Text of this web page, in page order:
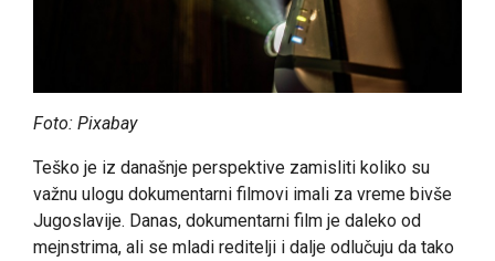
Foto: Pixabay
Teško je iz današnje perspektive zamisliti koliko su
važnu ulogu dokumentarni filmovi imali za vreme bivše
Jugoslavije. Danas, dokumentarni film je daleko od
mejnstrima, ali se mladi reditelji i dalje odlučuju da tako